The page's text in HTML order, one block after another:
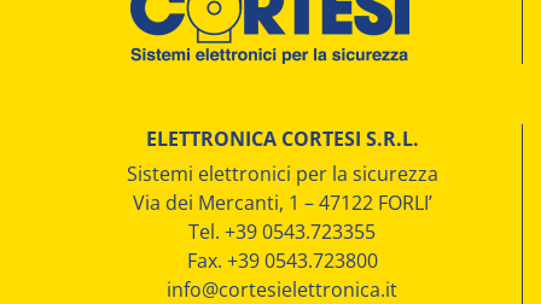
ELETTRONICA CORTESI S.R.L.
Sistemi elettronici per la sicurezza
Via dei Mercanti, 1 – 47122 FORLI’
Tel. +39 0543.723355
Fax. +39 0543.723800
info@cortesielettronica.it